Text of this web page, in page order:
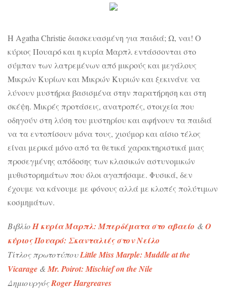
Η Agatha Christie διασκευασμένη για παιδιά; Ω, ναι! Ο
κύριος Πουαρό και η κυρία Μαρπλ εντάσσονται στο
σύμπαν των λατρεμένων από μικρούς και μεγάλους
Μικρών Κυρίων και Μικρών Κυριών και ξεκινάνε να
λύνουν μυστήρια βασισμένα στην παρατήρηση και στη
σκέψη. Μικρές προτάσεις, ανατροπές, στοιχεία που
οδηγούν στη λύση του μυστηρίου και αφήνουν τα παιδιά
να τα εντοπίσουν μόνα τους, χιούμορ και αίσιο τέλος
είναι μερικά μόνο από τα θετικά χαρακτηριστικά μιας
προσεγμένης απόδοσης των κλασικών αστυνομικών
μυθιστορημάτων που όλοι αγαπήσαμε. Φυσικά, δεν
έχουμε να κάνουμε με φόνους αλλά με κλοπές πολύτιμων
κοσμημάτων.
ΒιβλίοΗ κυρία Μαρπλ: Μπερδέματα στο αβαείο & Ο
κύριος Πουαρό: Σκανταλιές στον Νείλο
Τίτλος πρωτοτύπουLittle Miss Marple: Muddle at the
Vicarage & Mr. Poirot: Mischief on the Nile
ΔημιουργόςRoger Hargreaves